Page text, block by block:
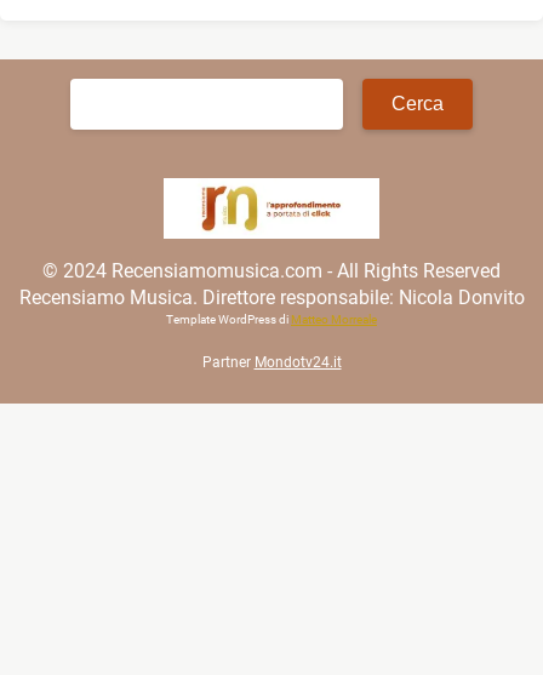
Ricerca
© 2024 Recensiamomusica.com - All Rights Reserved
Recensiamo Musica. Direttore responsabile: Nicola Donvito
Template WordPress di Matteo Morreale
Partner Mondotv24.it